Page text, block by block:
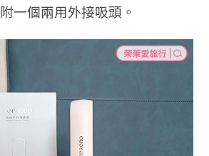
一個兩用外接吸頭。